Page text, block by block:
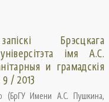
Брэсцкага
імя А.С.
и грамадскiя
/ 2013
(БрГУ Имени А.С. Пушкина,